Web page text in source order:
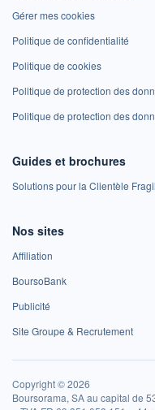
Gérer mes cookies
Politique de confidentialité
Politique de cookies
Politique de protection des
Politique de protection des
Guides et brochures
Solutions pour la Clientèle
Nos sites
Affiliation
BoursoBank
Publicité
Site Groupe & Recrutement
Copyright © 2026
Boursorama, SA au capital de